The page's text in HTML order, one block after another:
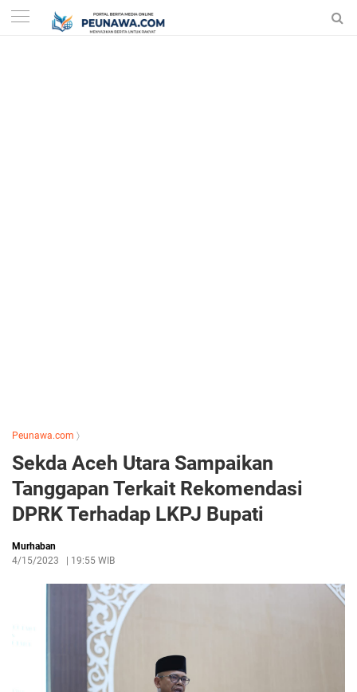
Peunawa.com 〉
Sekda Aceh Utara Sampaikan
Tanggapan Terkait Rekomendasi
DPRK Terhadap LKPJ Bupati
Murhaban
4/15/2023
19:55 WIB